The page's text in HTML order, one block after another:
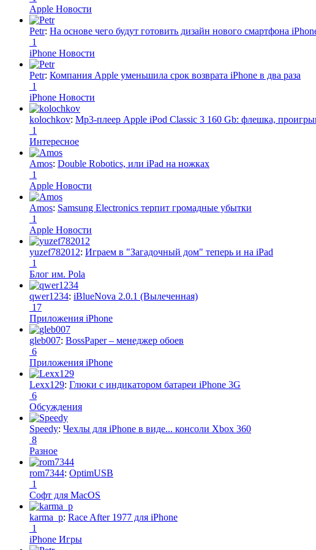
Apple Новости
Petr: На основе чего будут готовить дизайн нового смартфона
1
iPhone Новости
Petr: Компания Apple уменьшила срок возврата iPhone в два раза
1
iPhone Новости
kolochkov: Mp3-плеер Apple iPod Classic 3 160 Gb: флешка,
1
Интересное
Amos: Double Robotics, или iPad на ножках
1
Apple Новости
Amos: Samsung Electronics терпит громадные убытки
1
Apple Новости
yuzef782012: Играем в "Загадочный дом" теперь и на iPad
1
Блог им. Pola
qwer1234: iBlueNova 2.0.1 (Вылеченная)
17
Приложения iPhone
gleb007: BossPaper – менеджер обоев
6
Приложения iPhone
Lexx129: Глюки с индикатором батареи iPhone 3G
6
Обсуждения
Speedy: Чехлы для iPhone в виде... консоли Xbox 360
8
Разное
rom7344: OptimUSB
1
Софт для MacOS
karma_p: Race After 1977 для iPhone
1
iPhone Игры